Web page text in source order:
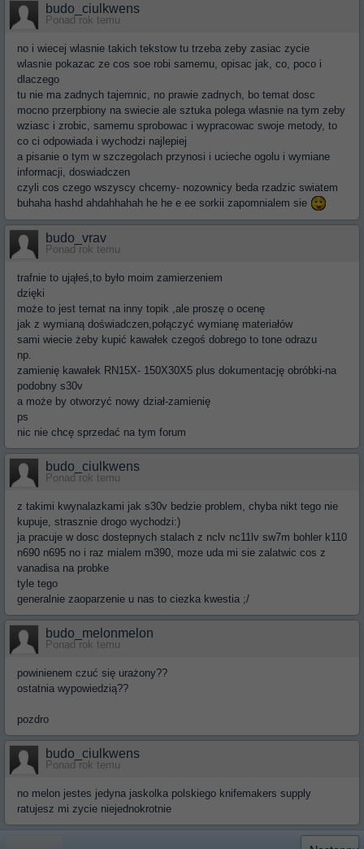
budo_ciulkwens
Ponad rok temu
no i wiecej wlasnie takich tekstow tu trzeba zeby zasiac zycie
wlasnie pokazac ze cos soe robi samemu, opisac jak, co, poco i
dlaczego
tu nie ma zadnych tajemnic, no prawie zadnych, bo temat dosc
mocno przerpbiony na swiecie ale sztuka polega wlasnie na tym zeby
wziasc i zrobic, samemu sprobowac i wypracowac swoje metody, to
co ci odpowiada i wychodzi najlepiej
a pisanie o tym w szczegolach przynosi i ucieche ogolu i wymiane
informacji, doswiadczen
czyli cos czego wszyscy chcemy- nozownicy beda rzadzic swiatem
buhaha hashd ahdahhahah he he e ee sorkii zapomnialem sie
budo_vrav
Ponad rok temu
trafnie to ująłeś,to było moim zamierzeniem
dzięki
może to jest temat na inny topik ,ale proszę o ocenę
jak z wymianą doświadczen,połączyć wymianę materiałów
sami wiecie żeby kupić kawałek czegoś dobrego to tone odrazu
np.
zamienię kawałek RN15X- 150X30X5 plus dokumentację obróbki-na
podobny s30v
a może by otworzyć nowy dział-zamienię
ps
nic nie chcę sprzedać na tym forum
budo_ciulkwens
Ponad rok temu
z takimi kwynalazkami jak s30v bedzie problem, chyba nikt tego nie
kupuje, strasznie drogo wychodzi:)
ja pracuje w dosc dostepnych stalach z nclv nc11lv sw7m bohler k110
n690 n695 no i raz mialem m390, moze uda mi sie zalatwic cos z
vanadisa na probke
tyle tego
generalnie zaoparzenie u nas to ciezka kwestia ;/
budo_melonmelon
Ponad rok temu
powinienem czuć się urażony??
ostatnia wypowiedzią??
pozdro
budo_ciulkwens
Ponad rok temu
no melon jestes jedyna jaskolka polskiego knifemakers supply
ratujesz mi zycie niejednokrotnie